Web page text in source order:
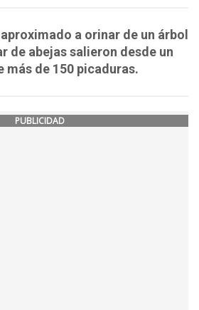
a orinar de un árbol
de abejas salieron desde un
más de 150 picaduras.
PUBLICIDAD